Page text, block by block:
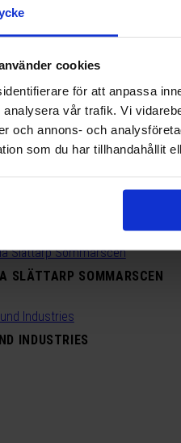
cookies
för att anpassa
vår trafik. Vi
och annons- och
som du har tillhandahållit
KICKOFF
I AXMAR HYTTA
HAPPINESS SUMMIT
SLÄTTARP SOMMARSCEN
INDUSTRIES